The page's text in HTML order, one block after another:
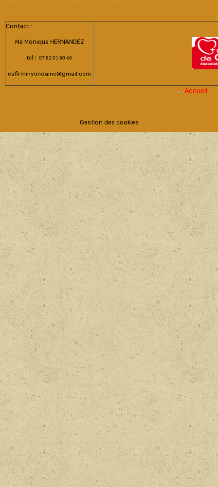
Contact :
Me Monique HERNANDEZ
tel : 07 82 01 80 60
csfirminyondaine@gmail.com
Accueil
Gestion des cookies